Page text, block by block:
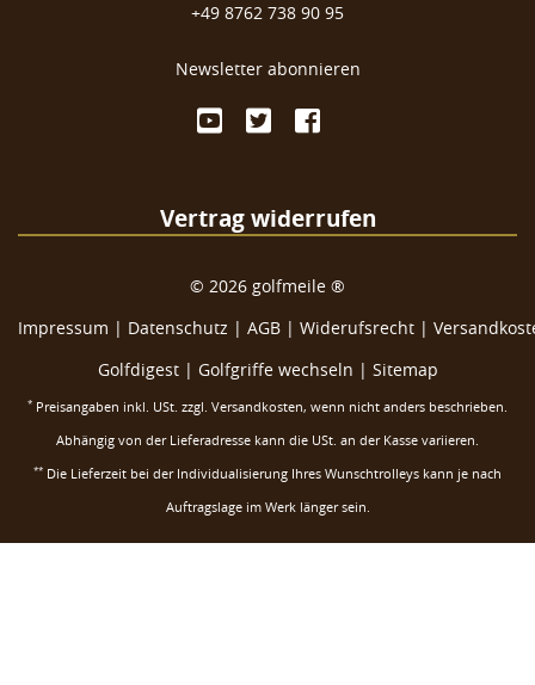
+49 8762 738 90 95
Newsletter abonnieren
Vertrag widerrufen
© 2026 golfmeile ®
Impressum | Datenschutz | AGB | Widerufsrecht |
Golfdigest| Golfgriffe wechseln | Sitemap
* Preisangaben inkl. USt. zzgl. Versandkosten, wenn nicht anders beschrieben.
Abhängig von der Lieferadresse kann die USt. an der Kasse variieren.
** Die Lieferzeit bei der Individualisierung Ihres Wunschtrolleys kann je nach
Auftragslage im Werk länger sein.